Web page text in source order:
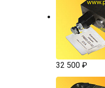
32 500 ₽